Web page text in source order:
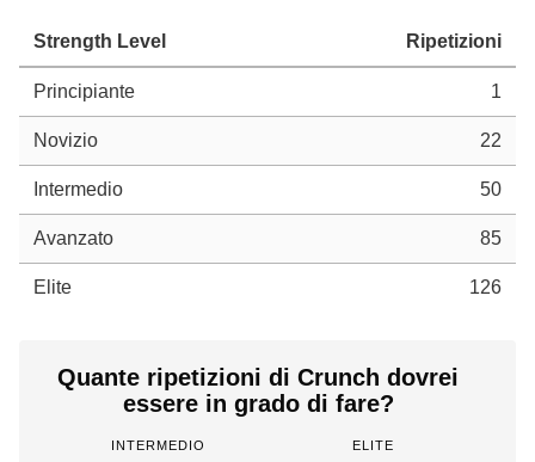
Strength Level Ripetizioni
Principiante 1
Novizio 22
Intermedio 50
Avanzato 85
Elite 126
Quante ripetizioni di Crunch dovrei
essere in grado di fare?
INTERMEDIO ELITE